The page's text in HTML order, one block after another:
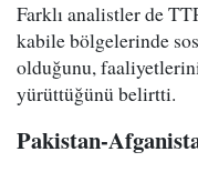
Farklı analistler de
kabile bölgelerinde
olduğunu,
yürüttüğünü belirtti.
Pakistan-